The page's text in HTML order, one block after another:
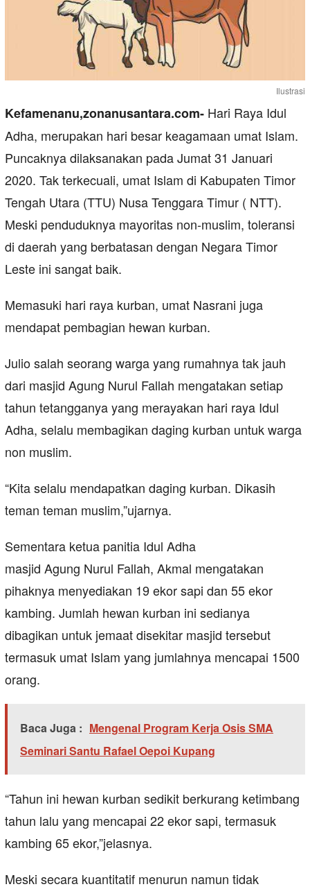
Ilustrasi
Kefamenanu,zonanusantara.com- Hari Raya Idul
Adha, merupakan hari besar keagamaan umat Islam.
Puncaknya dilaksanakan pada Jumat 31 Januari
2020. Tak terkecuali, umat Islam di Kabupaten Timor
Tengah Utara (TTU) Nusa Tenggara Timur ( NTT).
Meski penduduknya mayoritas non-muslim, toleransi
di daerah yang berbatasan dengan Negara Timor
Leste ini sangat baik.
Memasuki hari raya kurban, umat Nasrani juga
mendapat pembagian hewan kurban.
Julio salah seorang warga yang rumahnya tak jauh
dari masjid Agung Nurul Fallah mengatakan setiap
tahun tetangganya yang merayakan hari raya Idul
Adha, selalu membagikan daging kurban untuk warga
non muslim.
“Kita selalu mendapatkan daging kurban. Dikasih
teman teman muslim,”ujarnya.
Sementara ketua panitia Idul Adha
masjid Agung Nurul Fallah, Akmal mengatakan
pihaknya menyediakan 19 ekor sapi dan 55 ekor
kambing. Jumlah hewan kurban ini sedianya
dibagikan untuk jemaat disekitar masjid tersebut
termasuk umat Islam yang jumlahnya mencapai 1500
orang.
Baca Juga : Mengenal Program Kerja Osis SMA
Seminari Santu Rafael Oepoi Kupang
“Tahun ini hewan kurban sedikit berkurang ketimbang
tahun lalu yang mencapai 22 ekor sapi, termasuk
kambing 65 ekor,”jelasnya.
Meski secara kuantitatif menurun namun tidak